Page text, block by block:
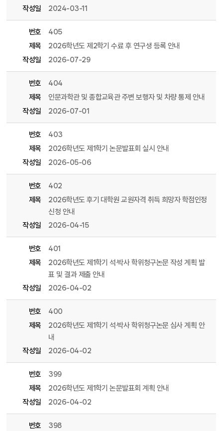
작성일
2024-03-11
번호
405
제목
2026학년도 제2학기 수료 후 연구생 등록 안내
작성일
2026-07-29
번호
404
제목
인문과학관 및 종합교육관 주변 보행자 및 차량 통제 안내
작성일
2026-07-01
번호
403
제목
2026학년도 제1학기 논문발표회 실시 안내
작성일
2026-05-06
번호
402
제목
2026학년도 후기 대학원 교원자격 취득 희망자 학점인정
신청 안내
작성일
2026-04-15
번호
401
제목
2026학년도 제1학기 석·박사 학위청구논문 작성 계획 발
표 및 결과 제출 안내
작성일
2026-04-02
번호
400
제목
2026학년도 제1학기 석·박사 학위청구논문 심사 계획 안
내
작성일
2026-04-02
번호
399
제목
2026학년도 제1학기 논문발표회 계획 안내
작성일
2026-04-02
번호
398